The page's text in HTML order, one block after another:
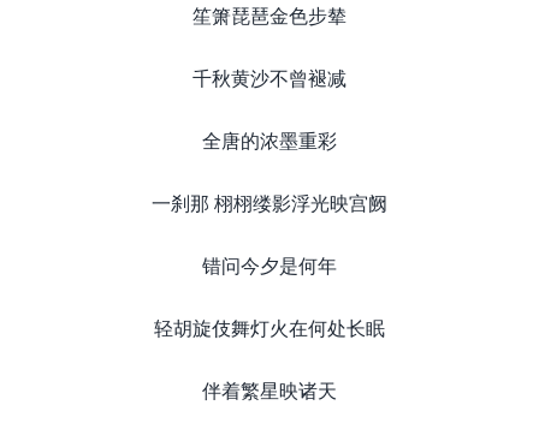
笙箫琵琶金色步辇
千秋黄沙不曾褪减
全唐的浓墨重彩
一刹那 栩栩缕影浮光映宫阙
错问今夕是何年
轻胡旋伎舞灯火在何处长眠
伴着繁星映诸天